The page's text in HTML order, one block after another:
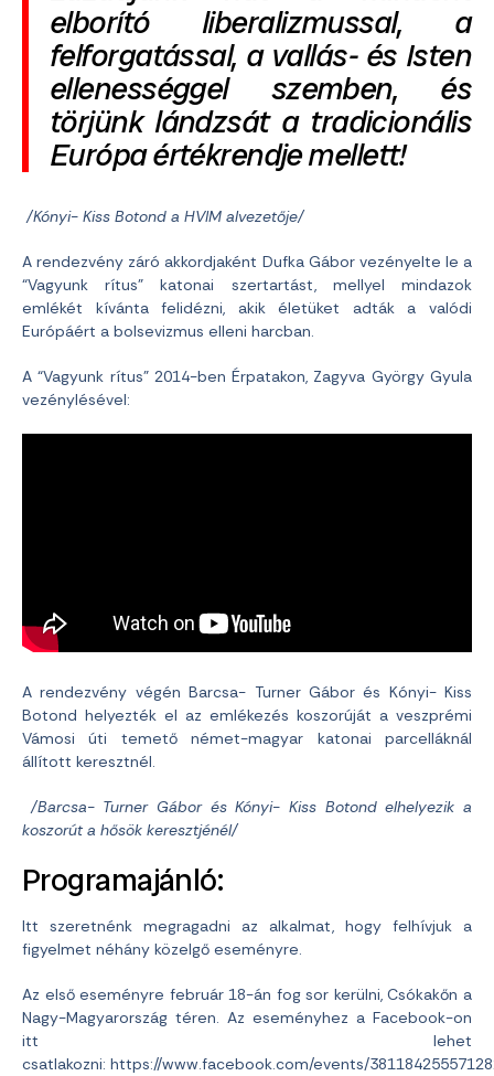
elborító liberalizmussal, a
felforgatással, a vallás- és Isten
ellenességgel szemben, és
törjünk lándzsát a tradicionális
Európa értékrendje mellett!
/Kónyi- Kiss Botond a HVIM alvezetője/
A rendezvény záró akkordjaként Dufka Gábor vezényelte le a
“Vagyunk rítus” katonai szertartást, mellyel mindazok
emlékét kívánta felidézni, akik életüket adták a valódi
Európáért a bolsevizmus elleni harcban.
A “Vagyunk rítus” 2014-ben Érpatakon, Zagyva György Gyula
vezénylésével:
A rendezvény végén Barcsa- Turner Gábor és Kónyi- Kiss
Botond helyezték el az emlékezés koszorúját a veszprémi
Vámosi úti temető német-magyar katonai parcelláknál
állított keresztnél.
/Barcsa- Turner Gábor és Kónyi- Kiss Botond elhelyezik a
koszorút a hősök keresztjénél/
Programajánló:
Itt szeretnénk megragadni az alkalmat, hogy felhívjuk a
figyelmet néhány közelgő eseményre.
Az első eseményre február 18-án fog sor kerülni, Csókakőn a
Nagy-Magyarország téren. Az eseményhez a Facebook-on
itt lehet
csatlakozni: https://www.facebook.com/events/